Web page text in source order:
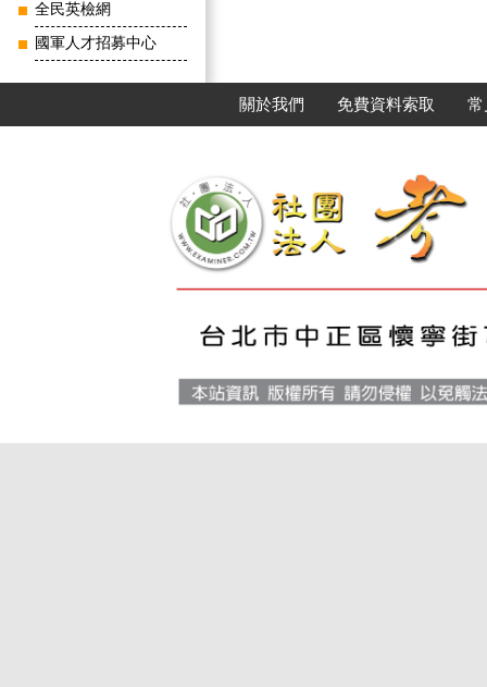
全民英檢網
國軍人才招募中心
關於我們 免費資料索取 常